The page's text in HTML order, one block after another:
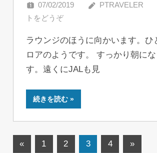
07/02/2019 PTRAVELER
トをどうぞ
ラウンジのほうに向かいます。ひ
ロアのようです。 すっかり朝にな
す。遠くにJALも見
続きを読む
投
«前
1 2 3 4
次
»